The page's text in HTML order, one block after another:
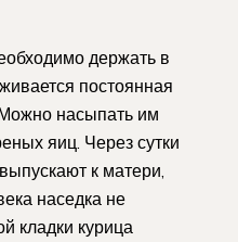
держать в
постоянная
насыпать им
яиц. Через сутки
к матери,
наседка не
кладки курица